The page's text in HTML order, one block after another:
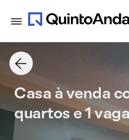
Casa à venda
quartos e 1 vaga